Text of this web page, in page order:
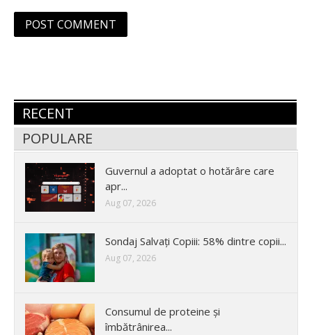
RECENT
POPULARE
Guvernul a adoptat o hotărâre care
apr...
Aug 07, 2026
Sondaj Salvați Copiii: 58% dintre copii...
Aug 07, 2026
Consumul de proteine și
îmbătrânirea...